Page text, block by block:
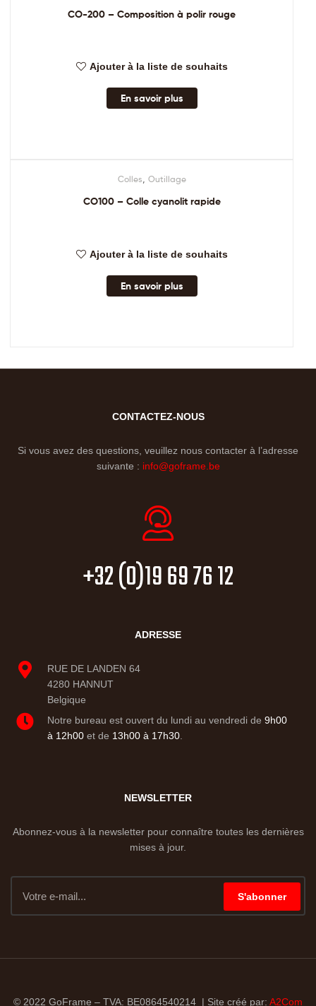
CO-200 – Composition à polir rouge
Ajouter à la liste de souhaits
En savoir plus
Colles Outillage
CO100 – Colle cyanolit rapide
Ajouter à la liste de souhaits
En savoir plus
CONTACTEZ-NOUS
Si vous avez des questions, veuillez nous contacter à l’adresse
suivante : info@goframe.be
+32 (0)19 69 76 12
ADRESSE
RUE DE LANDEN 64
4280 HANNUT
Belgique
Notre bureau est ouvert du lundi au vendredi de 9h00
à 12h00et de 13h00 à 17h30.
NEWSLETTER
Abonnez-vous à la newsletter pour connaître toutes les dernières
mises à jour.
S'abonner
© 2022 GoFrame – TVA: BE0864540214 | Site créé par: A2Com